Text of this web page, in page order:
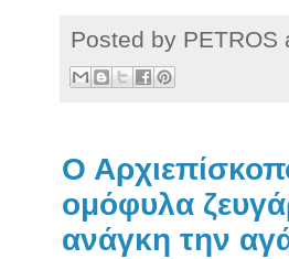
Posted by PETROS
Ο
ομόφυλα
ανάγκη την